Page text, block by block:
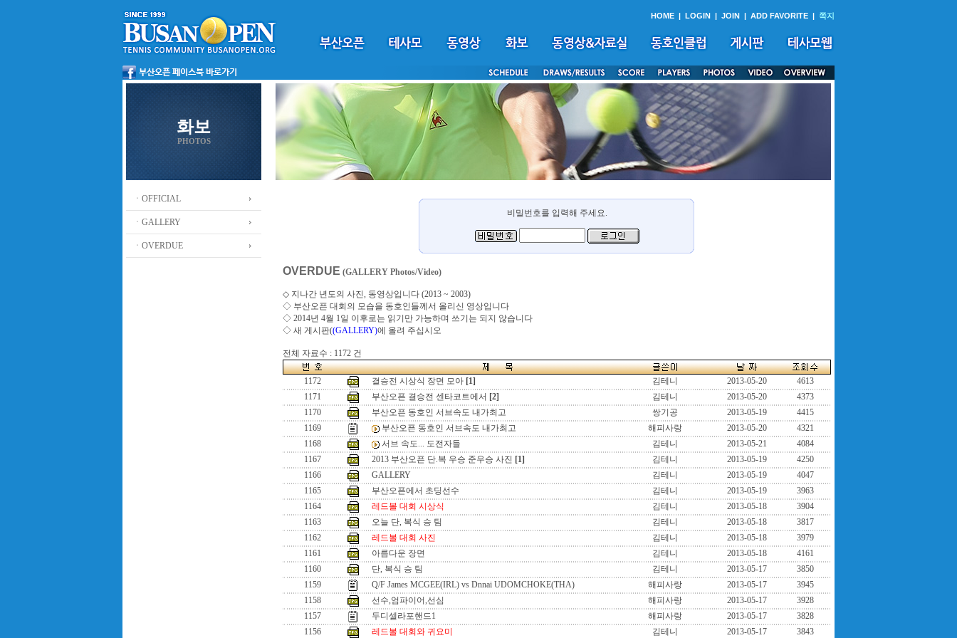
HOME | LOGIN | JOIN | ADD FAVORITE | 쪽지
화보
PHOTOS
ㆍOFFICIAL
ㆍGALLERY
ㆍOVERDUE
비밀번호를 입력해 주세요.
OVERDUE (GALLERY Photos/Video)
◇ 지나간 년도의 사진, 동영상입니다 (2013 ~ 2003)
◇ 부산오픈 대회의 모습을 동호인들께서 올리신 영상입니다
◇ 2014년 4월 1일 이후로는 읽기만 가능하며 쓰기는 되지 않습니다
◇ 새 게시판((GALLERY)에 올려 주십시오
전체 자료수 : 1172 건
1172 결승전 시상식 장면 모아 [1] 김테니 2013-05-20
4613
1171
부산오픈 결승전 센타코트에서 [2] 김테니 2013-05-20
4373
1170
부산오픈 동호인 서브속도 내가최고 쌍기공 2013-05-19
4415
1169
부산오픈 동호인 서브속도 내가최고 해피사랑 2013-05-20
4321
1168
서브 속도... 도전자들 김테니 2013-05-21
4084
1167
2013 부산오픈 단.복 우승 준우승 사진 [1] 김테니 2013-05-19
4250
1166
GALLERY 김테니 2013-05-19
4047
1165
부산오픈에서 초딩선수 김테니 2013-05-19
3963
1164
레드볼 대회 시상식 김테니 2013-05-18
3904
1163
오늘 단, 복식 승 팀 김테니 2013-05-18
3817
1162
레드볼 대회 사진 김테니 2013-05-18
3979
1161
아름다운 장면 김테니 2013-05-18
4161
1160
단, 복식 승 팀 김테니 2013-05-17
3850
1159
Q/F James MCGEE(IRL) vs Dnnai UDOMCHOKE(THA) 해피사랑 2013-05-17
3945
1158
선수,엄파이어,선심 해피사랑 2013-05-17
3928
1157
두디셀라포핸드1 해피사랑 2013-05-17
3828
1156
레드볼 대회와 귀요미 김테니 2013-05-17 3843